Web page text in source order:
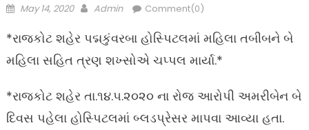
Posted
May 14, 2020 Author
Admin Comment(0)
*રાજકોટ શહેર પદ્મકુંવરબા હોસ્પિટલમાં મહિલા તબીબને બે
મહિલા સહિત ત્રણ શખ્સોએ ચપ્પલ માર્યા.*
*રાજકોટ શહેર તા.૧૪.૫.૨૦૨૦ ના રોજ આરોપી અમરીબેન બે
દિવસ પહેલા હોસ્પિટલમાં બ્લડપ્રેસર માપવા આવ્યા હતા.